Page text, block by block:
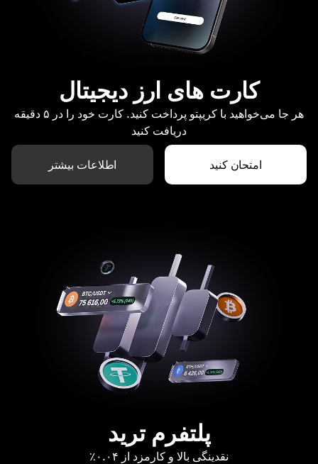
کارت های ارز دیجیتال
هر جا می‌خواهید با کریپتو پرداخت کنید. کارت خود را در ۵ دقیقه
دریافت کنید
امتحان کنید اطلاعات بیشتر
پلتفرم ترید
نقدینگی بالا و کارمزد از ۰.۰۴٪